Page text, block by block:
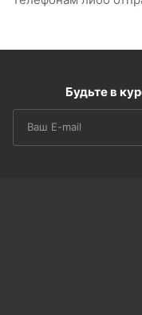
Будьте в